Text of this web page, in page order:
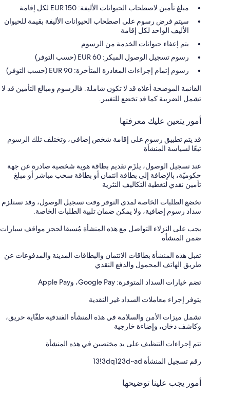
مبلغ تأمين لاصطحاب الحيوانات الأليفة: 150 EUR لكل إقامة
سيتم فرض رسوم على اصطحاب الحيوانات الأليفة بقيمة للحيوان
الأليف الواحد لكل إقامة
يتم إعفاء حيوانات الخدمة من الرسوم
رسوم تسجيل الوصول المبكر: 60 EUR (حسب التوفر)
رسوم إتمام إجراءات المغادرة المتأخرة: 90 EUR (حسب التوفر)
القائمة الموضحة أعلاه قد لا تكون شاملة. فالرسوم ومبالغ التأمين قد لا
تشمل الضريبة كما قد تخضع للتغيير.
أمور يتعين عليك معرفتها
قد يتم تطبيق رسوم على إقامة شخص إضافي، وتختلف تلك الرسوم
تبعًا لسياسة المنشأة
عند تسجيل الوصول، يلزَم تقديم بطاقة هوية شخصية صادرة عن جهة
حكوميّة، بالإضافة إلى بطاقة ائتمان أو بطاقة سحب مباشر أو مبلغ
تأمين نقدي لتغطية التكاليف النثرية
تخضع الطلبات الخاصة لمدى التوفر وقت تسجيل الوصول، وقد تستلزم
سداد رسوم إضافية، ولا يمكن ضمان تلبية الطلبات الخاصة.
يجب على النزلاء التواصل مع هذه المنشأة مُسبقا لحجز مواقف سيارات
ضمن المنشأة
تقبل هذه المنشأة بطاقات الائتمان والبطاقات المدينة والمدفوعات عن
طريق الهاتف المحمول والدفع النقدي
تضم خيارات السداد المتوفرة: Google Pay، وApple Pay
يتوفر إجراء معاملات السداد غير النقدية
تشمل ميزات الأمن والسلامة في هذه المنشأة الفندقية طفّاية حريق،
وكاشف دخان، وإضاءة خارجية
تتم إجراءات التنظيف على يد مختصين في هذه المنشأة
رقم تسجيل المنشأة ⁦13!3dq123d~ad⁩
أمور يجب علينا توضيحها